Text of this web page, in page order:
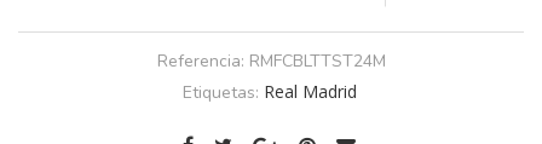
Referencia: RMFCBLTTST24M
Etiquetas: Real Madrid